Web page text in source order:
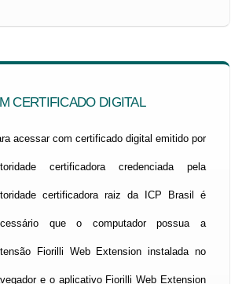
CERTIFICADO DIGITAL
acessar com certificado digital emitido por
certificadora credenciada pela
certificadora raiz da ICP Brasil é
que o computador possua a
Fiorilli Web Extension instalada no
e o aplicativo Fiorilli Web Extension